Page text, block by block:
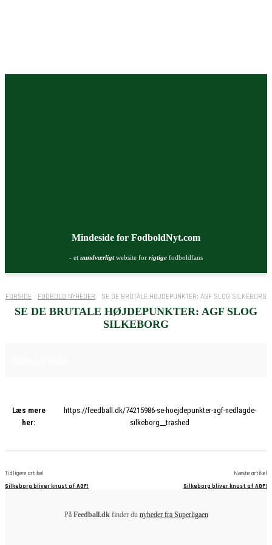
Mindeside for FodboldNyt.com
- et uundværligtwebsite for rigtige fodboldfans
FORSIDE FODBOLD NYHEDER SE DE BRUTALE HØJDEPUNKTER: AGF SLOG SILKEBORG
SE DE BRUTALE HØJDEPUNKTER: AGF SLOG
SILKEBORG
Læs mere
her:
https://feedball.dk/74215986-se-hoejdepunkter-agf-nedlagde-
silkeborg__trashed
Tidligere artikel
Silkeborg bliver knust af AGF!
Næste artikel
Silkeborg bliver knust af AGF!
På Feedball.dkfinder du nyheder fra Superligaen